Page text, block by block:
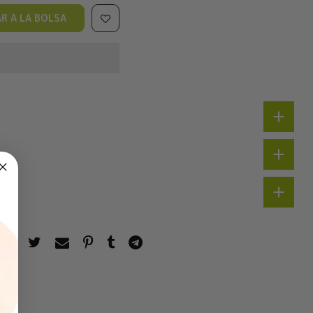
A LA BOLSA